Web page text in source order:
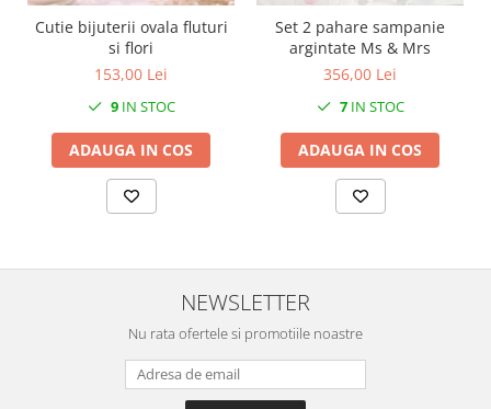
CHIQUE ROZ
CHIQUE STRIPES VERDE
Renaissance Grey
Royal White
CHIQUE GALBEN
Cutie bijuterii ovala fluturi
si flori
153,00 Lei
9IN STOC
ADAUGA IN COS
Set 2 pahare sampanie
argintate Ms & Mrs
356,00 Lei
7IN STOC
ADAUGA IN COS
NEWSLETTER
Nu rata ofertele si promotiile noastre